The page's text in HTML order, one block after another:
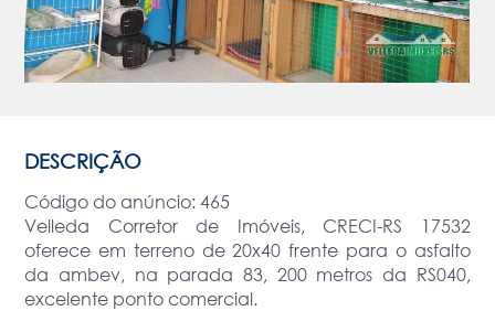
DESCRIÇÃO
Código do anúncio: 465
Velleda Corretor de Imóveis, CRECI-RS 17532
oferece em terreno de 20x40 frente para o asfalto
da ambev, na parada 83, 200 metros da RS040,
excelente ponto comercial.